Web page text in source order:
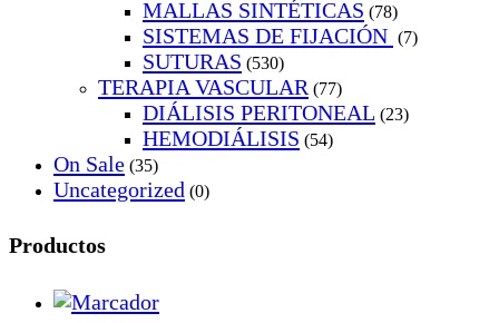
MALLAS SINTÉTICAS (78)
SISTEMAS DE FIJACIÓN (7)
SUTURAS (530)
TERAPIA VASCULAR (77)
DIÁLISIS PERITONEAL (23)
HEMODIÁLISIS (54)
On Sale (35)
Uncategorized (0)
Productos